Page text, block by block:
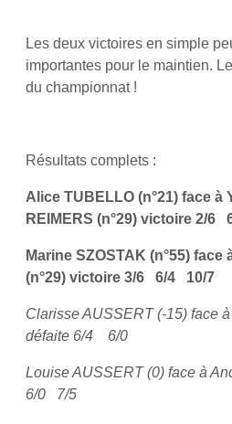
Les deux victoires en simple
importantes pour le maintien.
du championnat !
Résultats complets :
Alice TUBELLO (n°21) face à
REIMERS (n°29) victoire 2/6
Marine SZOSTAK (n°55) face
(n°29) victoire 3/6 6/4 10/7
Clarisse AUSSERT (-15) face
défaite 6/4 6/0
Louise AUSSERT (0) face à
6/0 7/5